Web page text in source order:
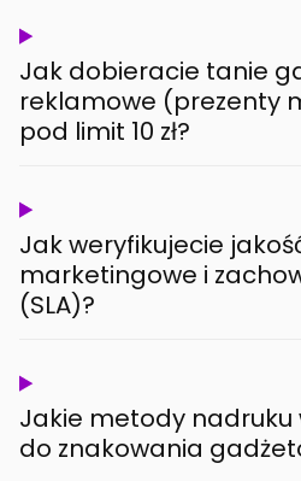
Jak dobieracie tanie
reklamowe (prezenty
pod limit 10 zł?
Jak weryfikujecie
marketingowe i
(SLA)?
Jakie metody nadruku
do znakowania